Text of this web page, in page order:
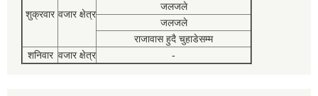
शुक्रवार वजार क्षेत्र
जलजले
जलजले
राजावास हुदै चुहाडेसम्म
शनिवार वजार क्षेत्र -